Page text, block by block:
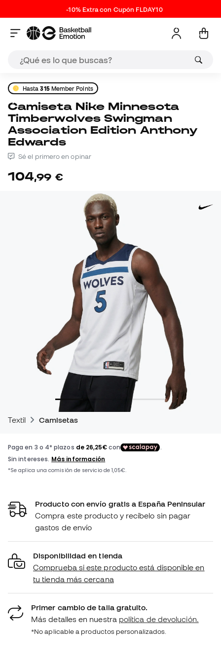
-10% Extra con Cupón FLDAY10
Hasta315Member Points
Camiseta Nike Minnesota
Timberwolves Swingman
Association Edition Anthony
Edwards
Sé el primero en opinar
104,99 €
Textil Camisetas
Producto con envío gratis a España Peninsular
Compra este producto y recíbelo sin pagar
gastos de envío
Disponibilidad en tienda
Comprueba si este producto está disponible en
tu tienda más cercana
Primer cambio de talla gratuito.
Más detalles en nuestra política de devolución.
*No aplicable a productos personalizados.